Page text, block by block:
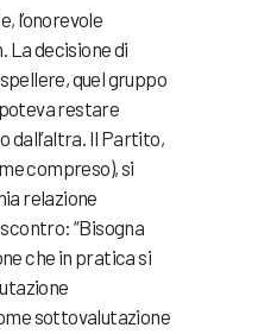
l’onorevole
La decisione di
quel gruppo
restare
dall’altra. Il Partito,
compreso), si
relazione
“Bisogna
che in pratica si
sottovalutazione